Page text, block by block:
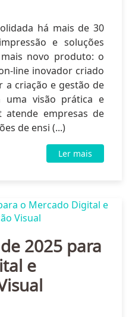
há mais de 30
e soluções
novo produto: o
line inovador criado
criação e gestão de
uma visão prática e
atende empresas de
de ensi (...)
Ler mais
2025 para
e